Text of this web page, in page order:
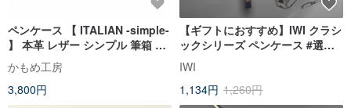
ペンケース 【 ITALIAN -simple-
】 本革 レザー シンプル 筆箱 コ
ンパクト 父の日 GH02K
かもめ工房
3,800円
【ギフトにおすすめ】IWI クラシ
ックシリーズ ペンケース #選べ
る4色
IWI
1,134円 1,260円